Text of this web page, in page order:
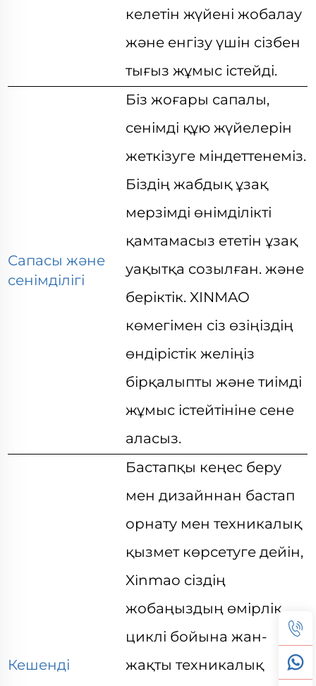
келетін жүйені жобалау
және енгізу үшін сізбен
тығыз жұмыс істейді.
Сапасы және
сенімділігі
Біз жоғары сапалы,
сенімді құю жүйелерін
жеткізуге міндеттенеміз.
Біздің жабдық ұзақ
мерзімді өнімділікті
қамтамасыз ететін ұзақ
уақытқа созылған.және
беріктік. XINMAO
көмегімен сіз өзіңіздің
өндірістік желіңіз
бірқалыпты және тиімді
жұмыс істейтініне сене
аласыз.
Кешенді
Бастапқы кеңес беру
мен дизайннан бастап
орнату мен техникалық
қызмет көрсетуге дейін,
Xinmao сіздің
жобаңыздың өмірлік
циклі бойына жан-
жақты техникалық